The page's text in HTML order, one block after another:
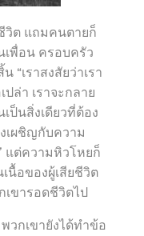
วิต แถมคนตายก็
เพื่อน ครอบครัว
“เราสงสัยว่าเรา
ล่า เราจะกลาย
ป็นสิ่งเดียวที่ต้อง
เผชิญกับความ
แต่ความหิวโหยก็
นื้อของผู้เสียชีวิต
เขารอดชีวิตไป
วกเขายังได้ทำข้อ